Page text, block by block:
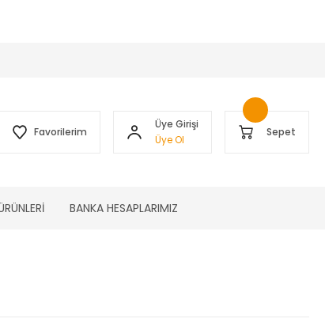
Favorilerim
Üye Girişi
Üye Ol
Sepet
BANKA HESAPLARIMIZ